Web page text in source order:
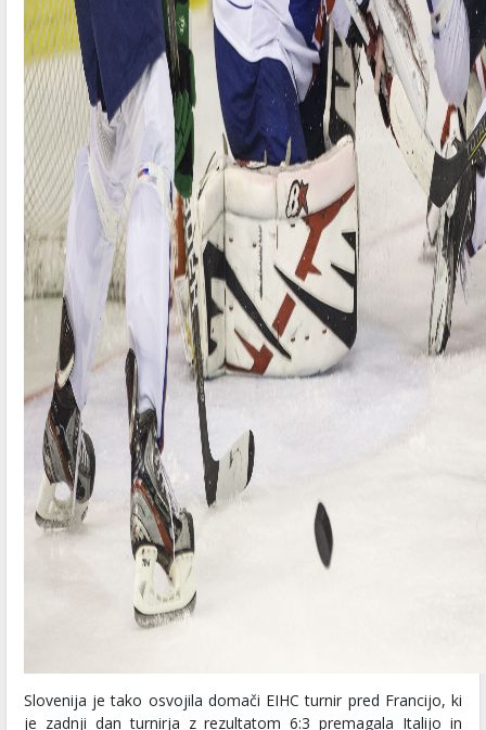
Slovenija je tako osvojila domači EIHC turnir pred Francijo, ki
je zadnji dan turnirja z rezultatom 6:3 premagala Italijo in